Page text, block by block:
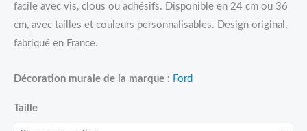
facile avec vis, clous ou adhésifs. Disponible en 24 cm ou 36
cm, avec tailles et couleurs personnalisables. Design original,
fabriqué en France.
Décoration murale de la marque : Ford
Taille